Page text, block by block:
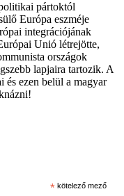
pártoktól
Európa eszméje
integrációjának
Unió létrejötte,
országok
lapjaira tartozik. A
és ezen belül a magyar
* kötelező mező